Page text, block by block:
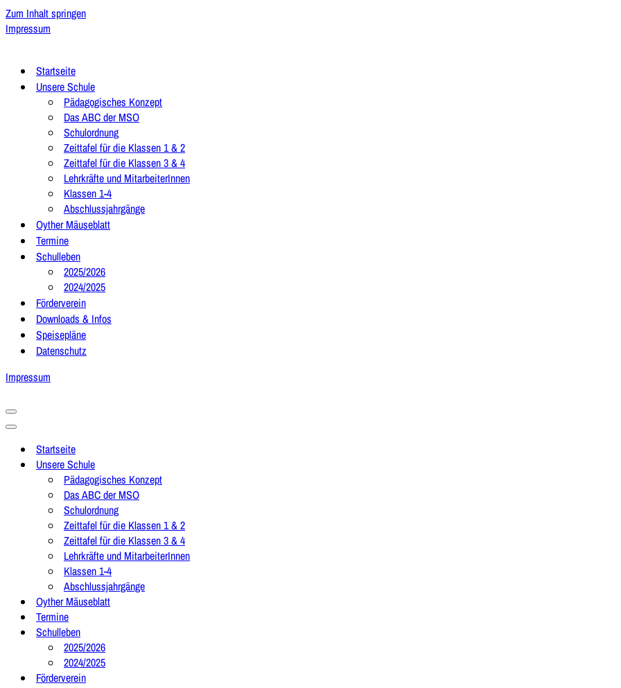
Zum Inhalt springen
Impressum
Startseite
Unsere Schule
Pädagogisches Konzept
Das ABC der MSO
Schulordnung
Zeittafel für die Klassen 1 & 2
Zeittafel für die Klassen 3 & 4
Lehrkräfte und MitarbeiterInnen
Klassen 1-4
Abschlussjahrgänge
Oyther Mäuseblatt
Termine
Schulleben
2025/2026
2024/2025
Förderverein
Downloads & Infos
Speisepläne
Datenschutz
Impressum
Navigationsmenü
Navigationsmenü
Startseite
Unsere Schule
Pädagogisches Konzept
Das ABC der MSO
Schulordnung
Zeittafel für die Klassen 1 & 2
Zeittafel für die Klassen 3 & 4
Lehrkräfte und MitarbeiterInnen
Klassen 1-4
Abschlussjahrgänge
Oyther Mäuseblatt
Termine
Schulleben
2025/2026
2024/2025
Förderverein